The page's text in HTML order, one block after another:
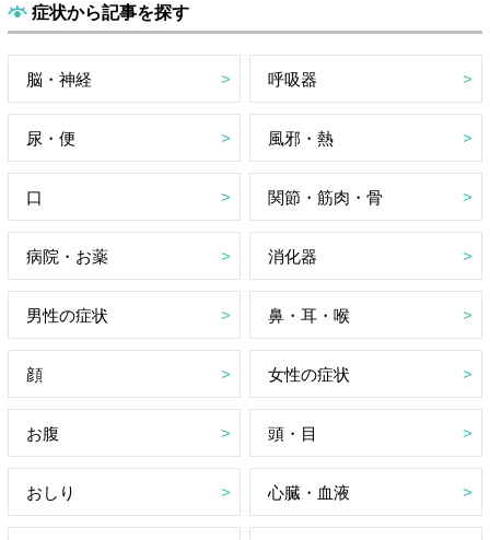
症状から記事を探す
脳・神経 呼吸器
尿・便 風邪・熱
口 関節・筋肉・骨
病院・お薬 消化器
男性の症状 鼻・耳・喉
顔 女性の症状
お腹 頭・目
おしり 心臓・血液